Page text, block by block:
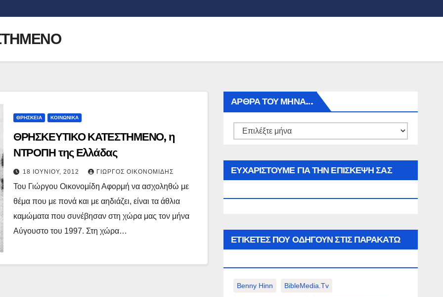
ΘΡΗΣΚΕΙΑ ΚΟΙΝΩΝΙΚΑ
ΘΡΗΣΚΕΥΤΙΚΟ ΚΑΤΕΣΤΗΜΕΝΟ, η
ΝΤΡΟΠΗ της Ελλάδας
18 ΙΟΥΝΊΟΥ, 2012 ΓΙΏΡΓΟΣ ΟΙΚΟΝΟΜΊΔΗΣ
Του Γιώργου Οικονομίδη Αφορμή να ασχοληθώ με
θέμα που με πονά και με αηδιάζει, είναι τα άθλια
καμώματα που συνέβησαν στη χώρα μας τον μήνα
Αύγουστο του 1997. Στη χώρα…
ΑΡΘΡΑ ΤΟΥ ΜΉΝΑ…
Αρθρα
μήνα…
ΕΥΧΑΡΙΣΤΟΥΜΕ ΓΙΑ ΤΗΝ ΕΠΙΣΚΕΨΗ ΣΑΣ
ΕΤΙΚΈΤΕΣ ΠΟΥ ΟΔΗΓΟΎΝ ΣΤΙΣ ΠΑΡΑΚΆΤΩ
Benny Hinn BibleMedia.tv